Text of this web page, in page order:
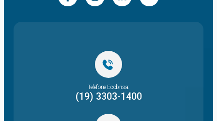
Telefone Ecobrisa:
(19) 3303-1400